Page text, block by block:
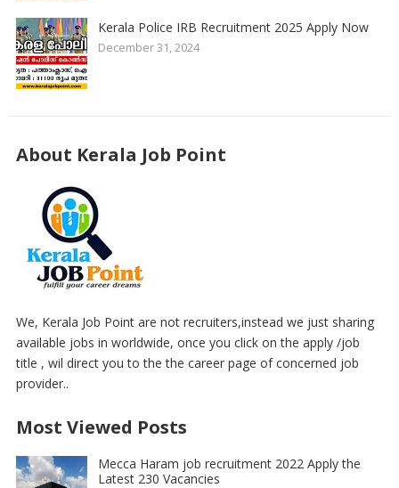
Kerala Police IRB Recruitment 2025 Apply Now
December 31, 2024
About Kerala Job Point
We, Kerala Job Point are not recruiters,instead we just sharing
available jobs in worldwide, once you click on the apply /job
title , wil direct you to the the career page of concerned job
provider..
Most Viewed Posts
Mecca Haram job recruitment 2022 Apply the
Latest 230 Vacancies